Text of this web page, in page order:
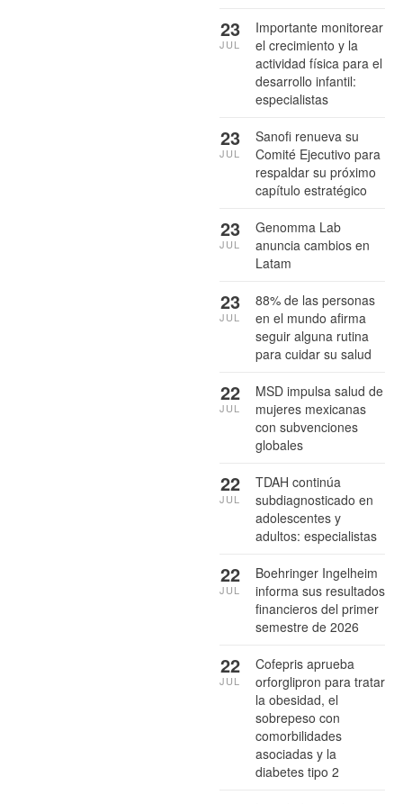
Importante monitorear
el crecimiento y la
actividad física para el
desarrollo infantil:
especialistas
23
JUL
Sanofi renueva su
Comité Ejecutivo para
respaldar su próximo
capítulo estratégico
23
JUL
Genomma Lab
anuncia cambios en
Latam
23
JUL
88% de las personas
en el mundo afirma
seguir alguna rutina
para cuidar su salud
23
JUL
MSD impulsa salud de
mujeres mexicanas
con subvenciones
globales
22
JUL
TDAH continúa
subdiagnosticado en
adolescentes y
adultos: especialistas
22
JUL
Boehringer Ingelheim
informa sus resultados
financieros del primer
semestre de 2026
22
JUL
Cofepris aprueba
orforglipron para tratar
la obesidad, el
sobrepeso con
comorbilidades
asociadas y la
diabetes tipo 2
22
JUL